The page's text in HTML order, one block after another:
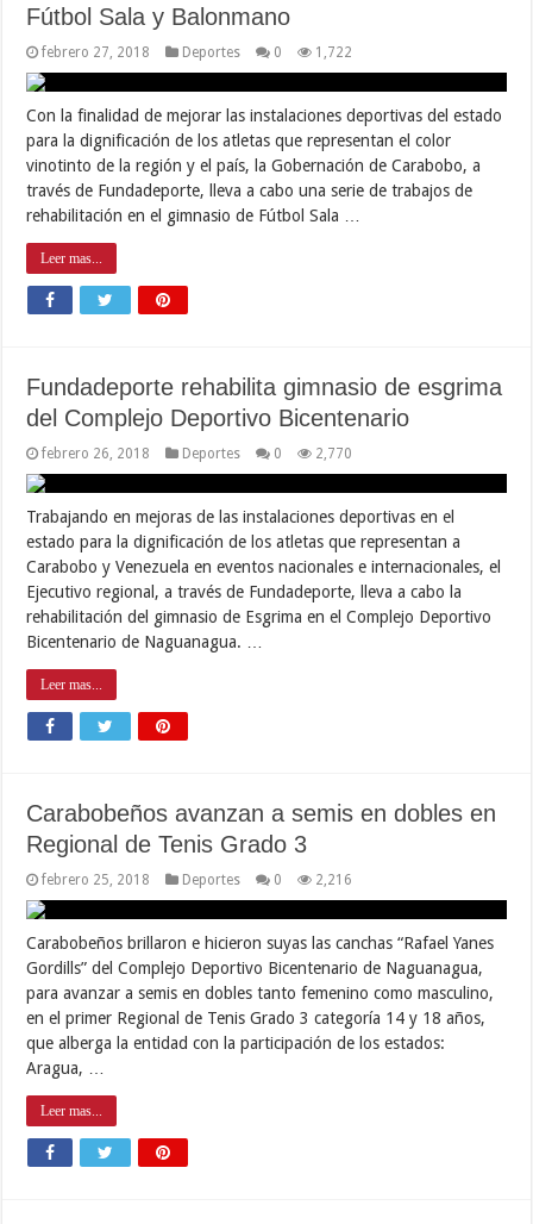
Fútbol Sala y Balonmano
febrero 27, 2018 Deportes 0 1,722
Con la finalidad de mejorar las instalaciones deportivas del estado
para la dignificación de los atletas que representan el color
vinotinto de la región y el país, la Gobernación de Carabobo, a
través de Fundadeporte, lleva a cabo una serie de trabajos de
rehabilitación en el gimnasio de Fútbol Sala …
Leer mas...
Fundadeporte rehabilita gimnasio de esgrima
del Complejo Deportivo Bicentenario
febrero 26, 2018 Deportes 0 2,770
Trabajando en mejoras de las instalaciones deportivas en el
estado para la dignificación de los atletas que representan a
Carabobo y Venezuela en eventos nacionales e internacionales, el
Ejecutivo regional, a través de Fundadeporte, lleva a cabo la
rehabilitación del gimnasio de Esgrima en el Complejo Deportivo
Bicentenario de Naguanagua. …
Leer mas...
Carabobeños avanzan a semis en dobles en
Regional de Tenis Grado 3
febrero 25, 2018 Deportes 0 2,216
Carabobeños brillaron e hicieron suyas las canchas “Rafael Yanes
Gordills” del Complejo Deportivo Bicentenario de Naguanagua,
para avanzar a semis en dobles tanto femenino como masculino,
en el primer Regional de Tenis Grado 3 categoría 14 y 18 años,
que alberga la entidad con la participación de los estados:
Aragua, …
Leer mas...